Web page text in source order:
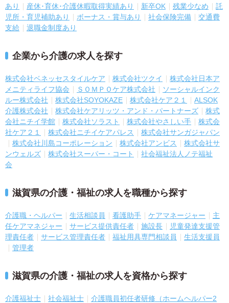
あり
産休･育休･介護休暇取得実績あり 新卒OK 残業少なめ
託
児所・育児補助あり
ボーナス・賞与あり 社会保険完備
交通費
支給
退職金制度あり
企業から介護の求人を探す
株式会社ベネッセスタイルケア 株式会社ツクイ
株式会社日本ア
メニティライフ協会
ＳＯＭＰＯケア株式会社
ソーシャルインク
ルー株式会社
株式会社SOYOKAZE 株式会社ケア２１
ALSOK
介護株式会社
株式会社ケアリッツ・アンド・パートナーズ
株式
会社ニチイ学館
株式会社ソラスト 株式会社やさしい手
株式会
社ケア２１
株式会社ニチイケアパレス
株式会社サンガジャパン
株式会社川島コーポレーション
株式会社アンビス
株式会社サ
ンウェルズ
株式会社スーパー・コート
社会福祉法人ノテ福祉
会
滋賀県の介護・福祉の求人を職種から探す
介護職・ヘルパー 生活相談員 看護助手 ケアマネージャー
主
任ケアマネジャー
サービス提供責任者 施設長
児童発達支援管
理責任者
サービス管理責任者 福祉用具専門相談員
生活支援員
管理者
滋賀県の介護・福祉の求人を資格から探す
介護福祉士 社会福祉士
介護職員初任者研修（ホームヘルパー2